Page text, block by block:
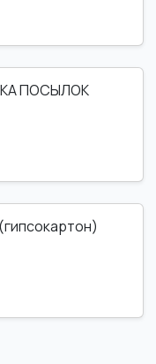
ПОСЫЛОК